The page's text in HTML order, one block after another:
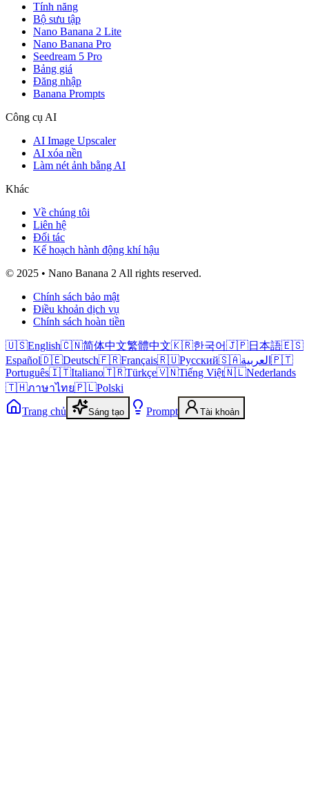
Tính năng
Bộ sưu tập
Nano Banana 2 Lite
Nano Banana Pro
Seedream 5 Pro
Bảng giá
Đăng nhập
Banana Prompts
Công cụ AI
AI Image Upscaler
AI xóa nền
Làm nét ảnh bằng AI
Khác
Về chúng tôi
Liên hệ
Đối tác
Kế hoạch hành động khí hậu
© 2025 • Nano Banana 2 All rights reserved.
Chính sách bảo mật
Điều khoản dịch vụ
Chính sách hoàn tiền
🇺🇸English🇨🇳简体中文繁體中文🇰🇷한국어🇯🇵日本語🇪🇸
Español🇩🇪Deutsch🇫🇷Français🇷🇺Русский🇸🇦العربية 🇵🇹
Português🇮🇹Italiano🇹🇷Türkçe🇻🇳Tiếng Việt🇳🇱Nederlands
🇹🇭ภาษาไทย🇵🇱Polski
Trang chủ
Sáng tạo Prompt Tài khoản